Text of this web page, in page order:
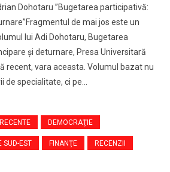
Dohotaru ”Bugetarea participativă:
de mai jos este un
lui Adi Dohotaru, Bugetarea
și deturnare, Presa Universitară
recent, vara aceasta. Volumul bazat nu
specialitate, ci pe...
DEMOCRAŢIE
SUD-EST FINANŢE RECENZII